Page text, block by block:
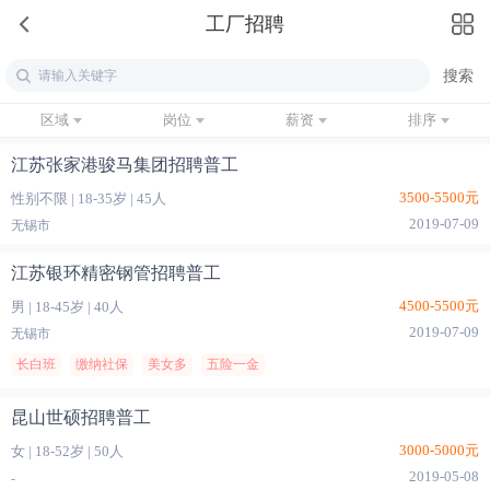
工厂招聘
区域 岗位 薪资 排序
江苏张家港骏马集团招聘普工
性别不限 | 18-35岁 | 45人 3500-5500元
无锡市 2019-07-09
江苏银环精密钢管招聘普工
男 | 18-45岁 | 40人 4500-5500元
无锡市 2019-07-09
长白班 缴纳社保 美女多 五险一金
昆山世硕招聘普工
女 | 18-52岁 | 50人 3000-5000元
- 2019-05-08